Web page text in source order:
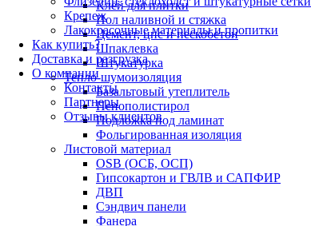
Крепеж
Лакокрасочные материалы и пропитки
Как купить?
Доставка и разгрузка
О компании
Контакты
Партнеры
Отзывы клиентов
Клей для плитки
Пол наливной и стяжка
Цемент, цпс и пескобетон
Шпаклевка
Штукатурка
Тепло-шумоизоляция
Базальтовый утеплитель
Пенополистирол
Подложка под ламинат
Фольгированная изоляция
Листовой материал
OSB (ОСБ, ОСП)
Гипсокартон и ГВЛВ и САПФИР
ДВП
Сэндвич панели
Фанера